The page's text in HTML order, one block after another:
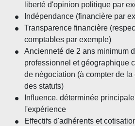
liberté d'opinion politique par
Indépendance (financière par
Transparence financière
comptables par exemple)
Ancienneté de 2 ans minimum
professionnel et géographique
de négociation (à compter de la
des statuts)
Influence, déterminée
l'expérience
Effectifs d'adhérents et